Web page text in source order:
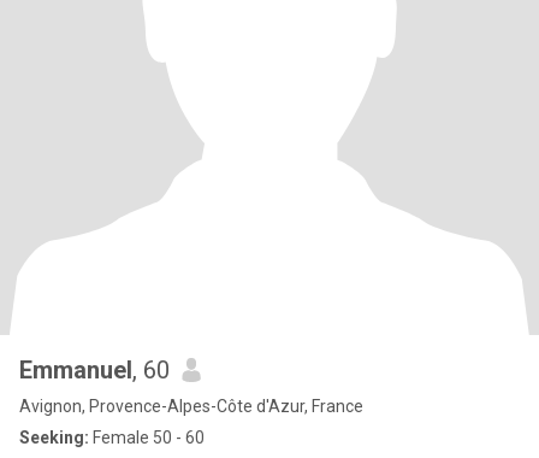
Emmanuel, 60
Avignon, Provence-Alpes-Côte d'Azur, France
Seeking: Female 50 - 60